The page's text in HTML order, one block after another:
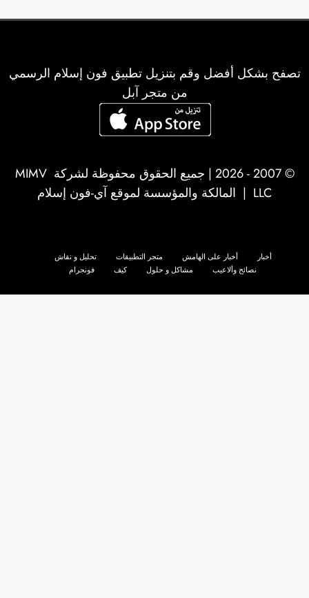
تصفح بشكل أفضل وقم بتنزيل تطبيق فون إسلام الرسمي
من متجر آبل
© 2007 - 2026 | جميع الحقوق محفوظة لشركة
MIMV
LLC | المالكة والمؤسسة لموقع آي-فون إسلام
أخبار أخبار على الهامش متجر التطبيقات
تحليل و نقاش
نصائح وألاعيب
مشاكل و حلول كيف فونجرام